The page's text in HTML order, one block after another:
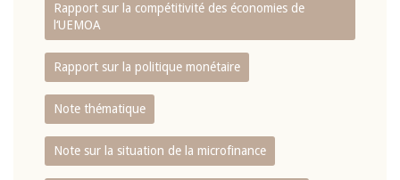
Rapport sur la compétitivité des économies de
l‘UEMOA
Rapport sur la politique monétaire
Note thématique
Note sur la situation de la microfinance